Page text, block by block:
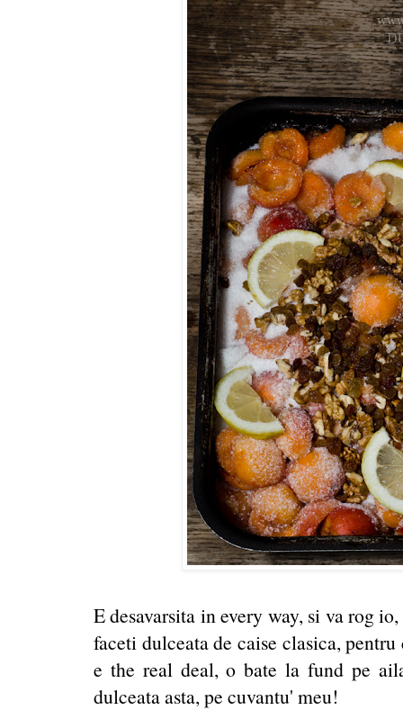
E desavarsita in every way, si va rog
faceti dulceata de caise clasica, pentru
e the real deal, o bate la fund pe
dulceata asta, pe cuvantu' meu!